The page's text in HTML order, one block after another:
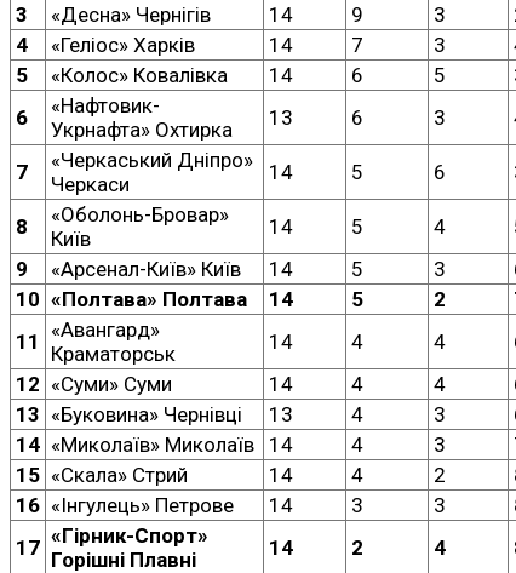
3
«Десна» Чернігів 14 9 3
4
«Геліос» Харків 14 7 3
5
«Колос» Ковалівка 14 6 5
6
«Нафтовик-
Укрнафта» Охтирка
13 6 3
7
«Черкаський Дніпро»
Черкаси
14 5 6
8
«Оболонь-Бровар»
Київ
14 5 4
9
«Арсенал-Київ» Київ 14 5 3
10 «Полтава» Полтава 14 5 2
11
«Авангард»
Краматорськ
14 4 4
12 «Суми» Суми 14 4 4
13 «Буковина» Чернівці 13 4 3
14 «Миколаїв» Миколаїв 14 4 3
15 «Скала» Стрий 14 4 2
16 «Інгулець» Петрове 14 3 3
17 «Гірник-Спорт»
Горішні Плавні
14 2 4